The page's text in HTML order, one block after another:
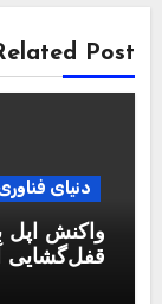
Post
دنیای
واکنش
قفل‌گشایی